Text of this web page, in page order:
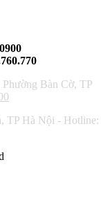
Bàn Cờ, TP
TP Hà Nội - Hotline: